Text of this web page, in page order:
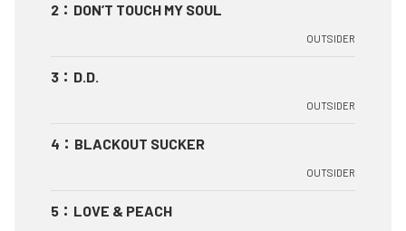
2 ： DON’T TOUCH MY SOUL
OUTSIDER
3 ： D.D.
OUTSIDER
4 ： BLACKOUT SUCKER
OUTSIDER
5 ： LOVE & PEACH